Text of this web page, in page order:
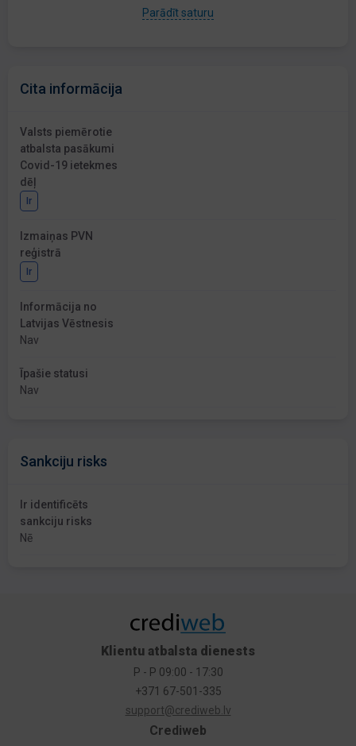
Parādīt saturu
Cita informācija
Valsts piemērotie
atbalsta pasākumi
Covid-19 ietekmes
dēļ
Ir
Izmaiņas PVN
reģistrā
Ir
Informācija no
Latvijas Vēstnesis
Nav
Īpašie statusi
Nav
Sankciju risks
Ir identificēts
sankciju risks
Nē
Crediweb
Klientu atbalsta dienests
P - P 09:00 - 17:30
+371 67-501-335
support@crediweb.lv